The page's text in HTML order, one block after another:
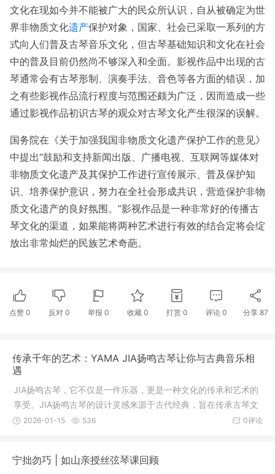
文化在现如今并不能被广大的民众所认识，自从被确定为世
界非物质文化遗产保护对象，国家、社会已采取一系列的方
式向人们普及古琴音乐文化，但古琴基础知识和文化在社会
中的普及目前仍然尚不够深入和全面。影视作品中出现的古
琴通常会有古琴形制、演奏手法、音色等各方面的错误，加
之有些影视作品流行程度与范围还颇为广泛，因而造成一些
通过影视作品初识古琴的观众对古琴文化产生很深的误解。
国务院在《关于加强我国非物质文化遗产保护工作的意见》
中提出“鼓励和支持新闻出版、广播电视、互联网等媒体对
非物质文化遗产及其保护工作进行宣传展示、普及保护知
识、培养保护意识，努力在全社会形成共识，营造保护非物
质文化遗产的良好氛围。”影视作品是一种非常好的传播古
琴文化的渠道，如果能将两种艺术进行有效的结合定将会绽
放出非常灿烂的民族艺术奇葩。
点赞 0 反对 0 举报 0 收藏 0 打赏 0 评论 0 分享 87
传承千年的艺术：YAMA JIA扬鸣古琴让你与古典音乐相
遇
JIA扬鸣古琴，它不仅是一件乐器，更是一种文化的传承和艺术的
享受。JIA扬鸣古琴的设计灵感来源于古代经典，旨在传承古琴文
化的精髓。JIA扬鸣古琴的魅力吧，让古典音乐与您同行，开启一
0评论
2026-01-15 536
宁拙勿巧 | 如山亲授丝弦琴课回顾